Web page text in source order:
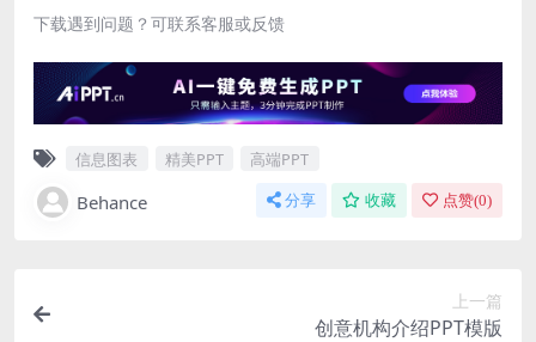
下载遇到问题？可联系客服或反馈
信息图表 精美PPT 高端PPT
Behance 分享 收藏 点赞(0)
上一篇
创意机构介绍PPT模版